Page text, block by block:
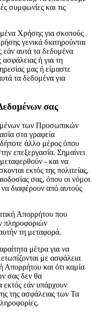
συμφωνίες και τις
Χρήσης για σκοπούς
γενικά διατηρούνται
εάν αυτά τα δεδομένα
ασφάλειας ή για τη
μας ή είμαστε
τα δεδομένα για
σας
των Προσωπικών
στα γραφεία
άλλο μέρος όπου
επεξεργασία. Σημαίνει
μεταφερθούν - και να
εκτός της πολιτείας,
σας, όπου οι νόμοι
διαφέρουν από αυτούς
Απορρήτου που
πληροφοριών
τη μεταφορά.
μέτρα για να
με ασφάλεια
και ότι καμία
σας δεν θα
εκτός εάν υπάρχουν
της ασφάλειας των Τα